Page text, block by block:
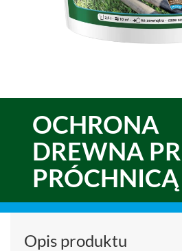
OCHRONA
DREWNA
PRÓCHNICĄ
Opis produktu